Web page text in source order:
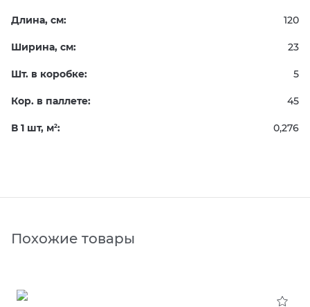
Длина, см: 120
Ширина, см: 23
Шт. в коробке: 5
Кор. в паллете: 45
В 1 шт, м2: 0,276
Похожие товары